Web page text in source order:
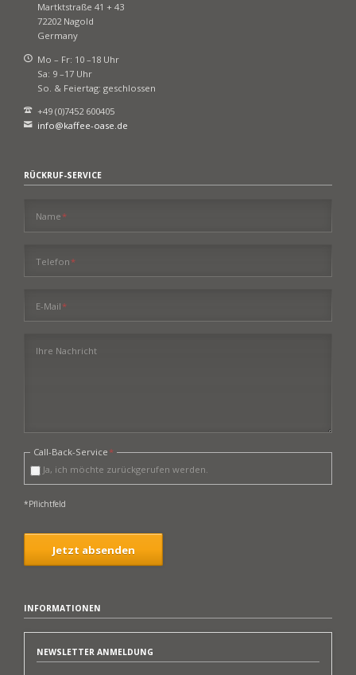
Martktstraße 41 + 43
72202 Nagold
Germany
Mo – Fr: 10 –18 Uhr
Sa: 9 –17 Uhr
So. & Feiertag: geschlossen
+49 (0)7452 600405
info@kaffee-oase.de
RÜCKRUF-SERVICE
Pflichtfeld
Name*
Pflichtfeld
Telefon*
Pflichtfeld
E-Mail*
Ihre Nachricht
Pflichtfeld
Call-Back-Service *
Ja, ich möchte zurückgerufen werden.
*Pflichtfeld
Jetzt absenden
INFORMATIONEN
NEWSLETTER ANMELDUNG